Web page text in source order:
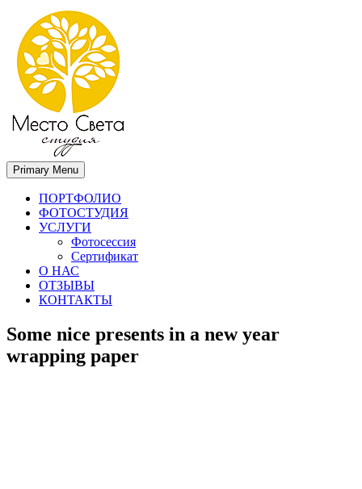
Место света. Свадебный фотограф в Орле Апальков Вячеслав
Свадебный фотограф в Орле
Primary Menu
ПОРТФОЛИО
ФОТОСТУДИЯ
УСЛУГИ
Фотосессия
Сертификат
О НАС
ОТЗЫВЫ
КОНТАКТЫ
Some nice presents in a new year
wrapping paper